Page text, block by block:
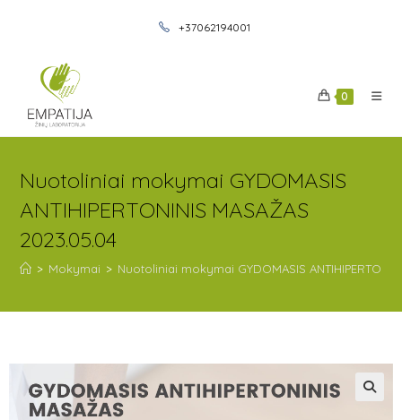
+37062194001
0
Nuotoliniai mokymai GYDOMASIS
ANTIHIPERTONINIS MASAŽAS
2023.05.04
> Mokymai > Nuotoliniai mokymai GYDOMASIS